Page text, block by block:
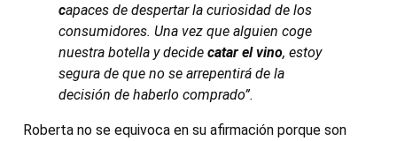
capaces de despertar la curiosidad de los
consumidores. Una vez que alguien coge
nuestra botella y decide catar el vino, estoy
segura de que no se arrepentirá de la
decisión de haberlo comprado”.
Roberta no se equivoca en su afirmación porque son